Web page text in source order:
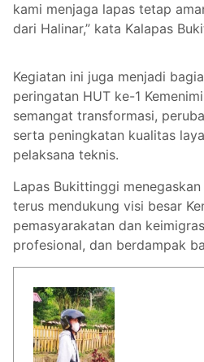
kami menjaga lapas tetap
dari Halinar,” kata Kalapas
Kegiatan ini juga menjadi
peringatan HUT ke-1
semangat transformasi,
serta peningkatan kualitas
pelaksana teknis.
Lapas Bukittinggi
terus mendukung visi besar
pemasyarakatan dan
profesional, dan berdampak